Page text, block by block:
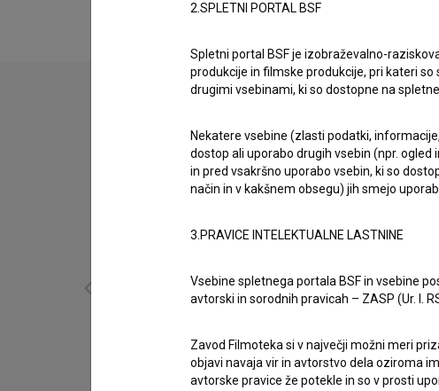
Phantom (2004)
eksperimentalni, umetniški
2.SPLETNI PORTAL BSF
Spletni portal BSF je izobraževalno-
produkcije in filmske produkcije, pri kateri
drugimi vsebinami, ki so dostopne na
Nekatere vsebine (zlasti podatki,
dostop ali uporabo drugih vsebin (npr.
in pred vsakršno uporabo vsebin, ki so
način in v kakšnem obsegu) jih smejo
3.PRAVICE INTELEKTUALNE LASTNINE
Vsebine spletnega portala BSF in vsebine
avtorski in sorodnih pravicah – ZASP (Ur. l.
Zavod Filmoteka si v največji možni meri
objavi navaja vir in avtorstvo dela oziroma
avtorske pravice že potekle in so v prosti